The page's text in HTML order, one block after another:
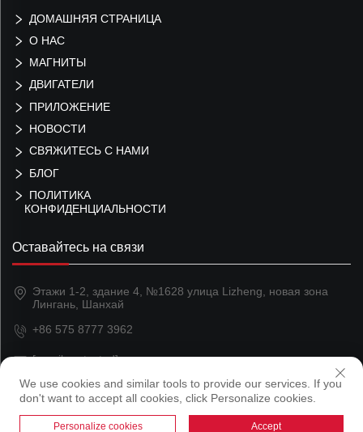
ДОМАШНЯЯ СТРАНИЦА
О НАС
МАГНИТЫ
ДВИГАТЕЛИ
ПРИЛОЖЕНИЕ
НОВОСТИ
СВЯЖИТЕСЬ С НАМИ
БЛОГ
ПОЛИТИКА
КОНФИДЕНЦИАЛЬНОСТИ
Оставайтесь на связи
Этажи 1-2, здание 4, №1628 улица Lizheng, новая зона
Лингань, Шанхай
+86 575 8777 3962
[email protected]
Copyright © 2024 Shanghai Magland Magnetics Co., Ltd
We use cookies and similar tools to provide our services. If you
don't want to accept all cookies, click Personalize cookies.
Personalize cookies Accept